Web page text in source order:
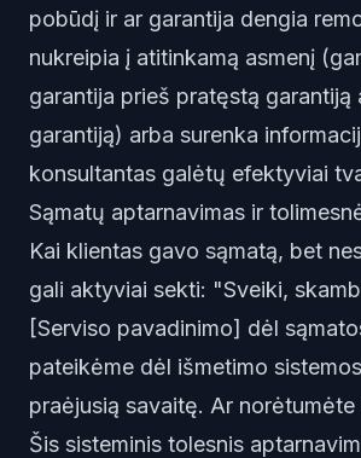
pobūdį ir ar garantija dengia
nukreipia į atitinkamą asmenį
garantija prieš pratęstą garantiją
garantiją) arba surenka
konsultantas galėtų efektyviai
Sąmatų aptarnavimas ir
Kai klientas gavo sąmatą, bet
gali aktyviai sekti: "Sveiki,
[Serviso pavadinimo] dėl
pateikėme dėl išmetimo
praėjusią savaitę. Ar
Šis sisteminis tolesnis